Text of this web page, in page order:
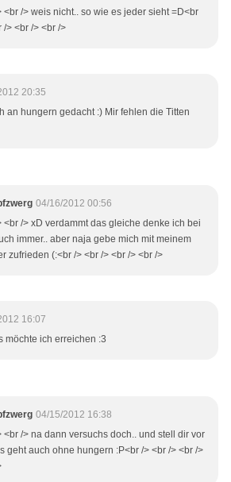
<br /> weis nicht.. so wie es jeder sieht =D<br
/> <br /> <br />
20:35
an hungern gedacht :) Mir fehlen die Titten
04/16/2012 00:56
<br /> xD verdammt das gleiche denke ich bei
immer.. aber naja gebe mich mit meinem
zufrieden (:<br /> <br /> <br /> <br />
16:07
möchte ich erreichen :3
04/15/2012 16:38
<br /> na dann versuchs doch.. und stell dir vor
geht auch ohne hungern :P<br /> <br /> <br />